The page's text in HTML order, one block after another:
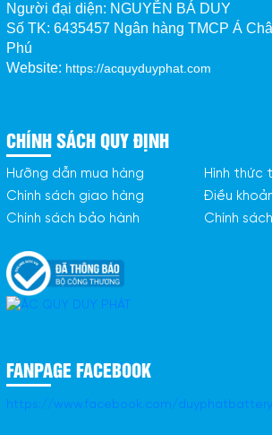
Người đại diện: NGUYỄN BÁ DUY
Số TK: 6435457 Ngân hàng TMCP Á
Phú
Website: https://acquyduyphat.com
CHÍNH SÁCH QUY ĐỊNH
Hưỡng dẫn mua hàng
Hình thức
Chính sách giao hàng
Điều
Chính sách bảo hành
Chính
FANPAGE FACEBOOK
https://www.facebook.com/duyphatbattery